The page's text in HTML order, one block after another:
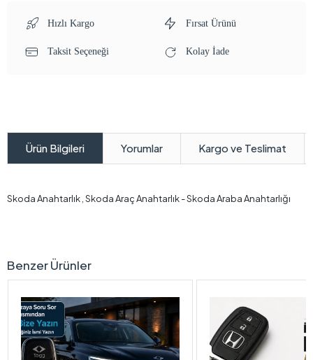
Hızlı Kargo Fırsat Ürünü
Taksit Seçeneği Kolay İade
Ürün Bilgileri Yorumlar Kargo ve Teslimat
Skoda Anahtarlık , Skoda Araç Anahtarlık - Skoda Araba Anahtarlığı
Benzer Ürünler